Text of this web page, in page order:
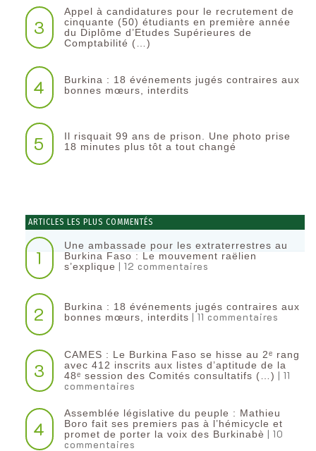
3
Appel à candidatures pour le recrutement de
cinquante (50) étudiants en première année
du Diplôme d’Etudes Supérieures de
Comptabilité (…)
4
Burkina : 18 événements jugés contraires aux
bonnes mœurs, interdits
5
Il risquait 99 ans de prison. Une photo prise
18 minutes plus tôt a tout changé
ARTICLES LES PLUS COMMENTÉS
1
Une ambassade pour les extraterrestres au
Burkina Faso : Le mouvement raëlien
s’explique | 12 commentaires
2
Burkina : 18 événements jugés contraires aux
bonnes mœurs, interdits | 11 commentaires
3
CAMES : Le Burkina Faso se hisse au 2ᵉ rang
avec 412 inscrits aux listes d’aptitude de la
48ᵉ session des Comités consultatifs (…) | 11
commentaires
4
Assemblée législative du peuple : Mathieu
Boro fait ses premiers pas à l’hémicycle et
promet de porter la voix des Burkinabè | 10
commentaires